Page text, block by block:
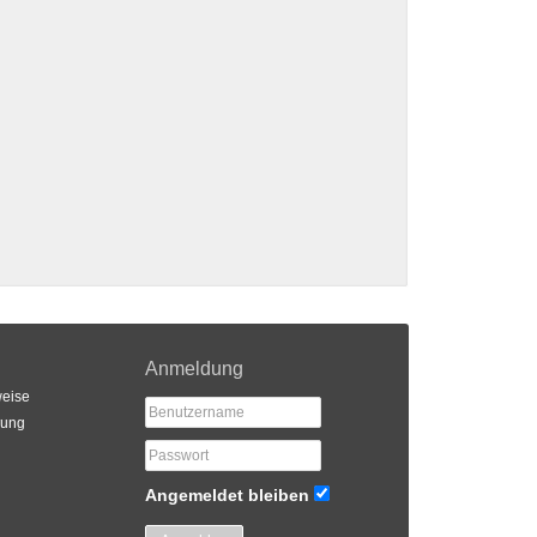
Anmeldung
Angemeldet bleiben